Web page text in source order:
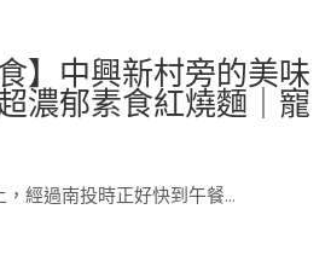
】中興新村旁的美味
濃郁素食紅燒麵｜寵
經過南投時正好快到午餐…